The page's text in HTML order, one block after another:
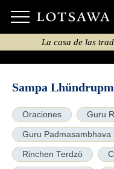
La casa de las
Sampa
Oraciones Guru
Guru Padmasambhava
Rinchen Terdzö